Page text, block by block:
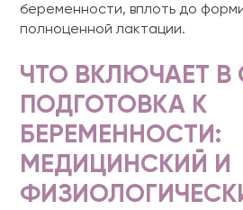
беременности, вплоть до
полноценной лактации.
ЧТО ВКЛЮЧАЕТ В
ПОДГОТОВКА К
БЕРЕМЕННОСТИ:
МЕДИЦИНСКИЙ И